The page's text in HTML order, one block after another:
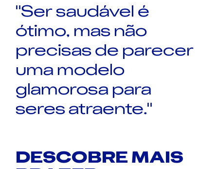
"Ser saudável é
ótimo, mas não
precisas de parecer
uma modelo
glamorosa para
seres atraente."
DESCOBRE MAIS